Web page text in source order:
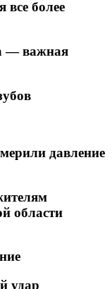
все более
— важная
давление
области
удар